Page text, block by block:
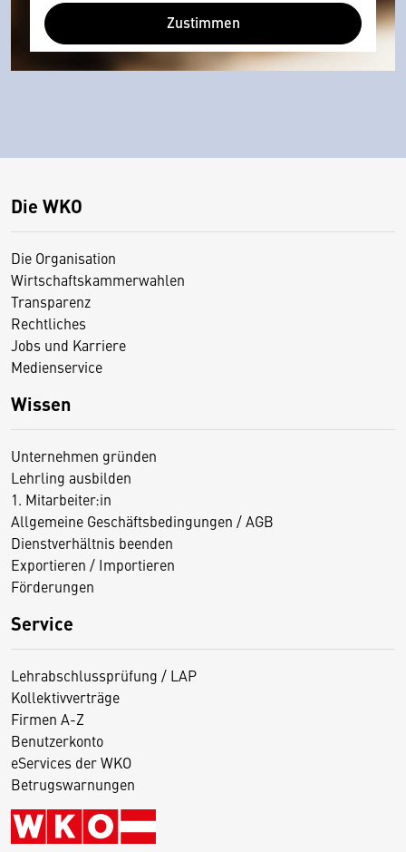
Zustimmen
Die WKO
Die Organisation
Wirtschaftskammerwahlen
Transparenz
Rechtliches
Jobs und Karriere
Medienservice
Wissen
Unternehmen gründen
Lehrling ausbilden
1. Mitarbeiter:in
Allgemeine Geschäftsbedingungen / AGB
Dienstverhältnis beenden
Exportieren / Importieren
Förderungen
Service
Lehrabschlussprüfung / LAP
Kollektivverträge
Firmen A-Z
Benutzerkonto
eServices der WKO
Betrugswarnungen